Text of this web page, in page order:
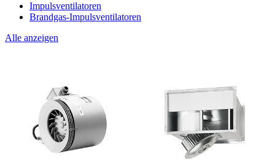
Impulsventilatoren
Brandgas-Impulsventilatoren
Alle anzeigen